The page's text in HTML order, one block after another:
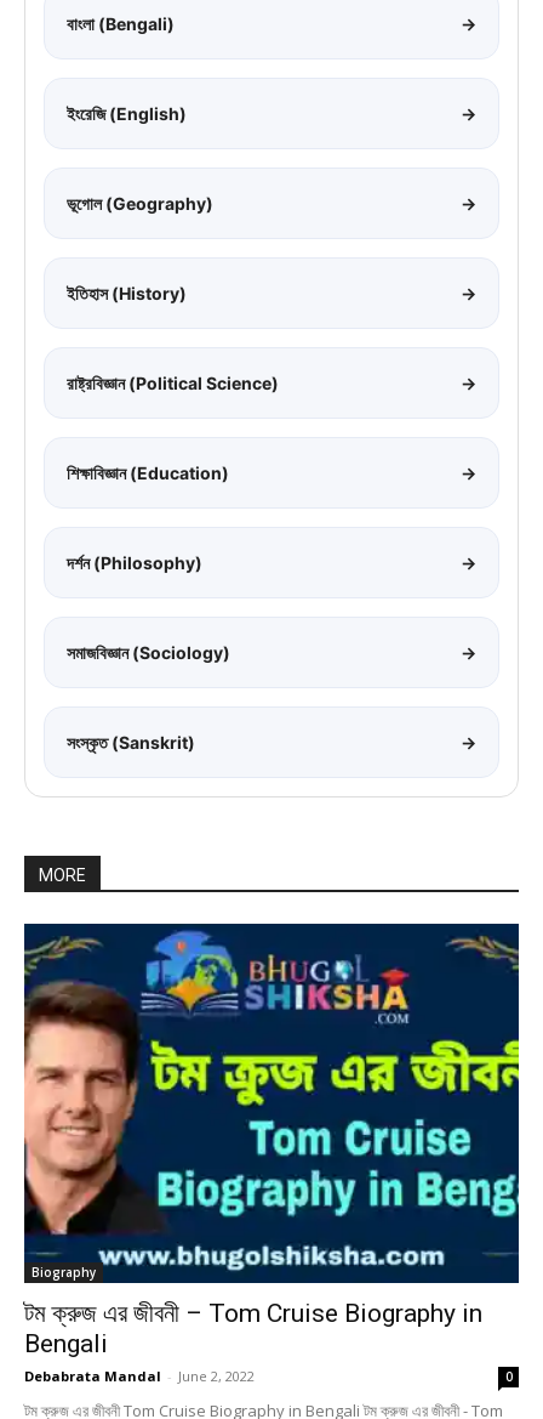
বাংলা (Bengali) →
ইংরেজি (English) →
ভূগোল (Geography) →
ইতিহাস (History) →
রাষ্ট্রবিজ্ঞান (Political Science) →
শিক্ষাবিজ্ঞান (Education) →
দর্শন (Philosophy) →
সমাজবিজ্ঞান (Sociology) →
সংস্কৃত (Sanskrit) →
MORE
Biography
টম ক্রুজ এর জীবনী – Tom Cruise Biography in
Bengali
Debabrata Mandal - June 2, 2022 0
টম ক্রুজ এর জীবনী Tom Cruise Biography in Bengali টম ক্রুজ এর জীবনী - Tom